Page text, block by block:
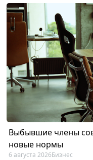
Выбывшие члены
новые нормы
6 августа 2026Бизнес